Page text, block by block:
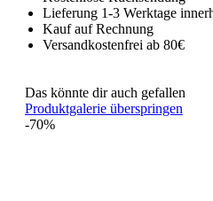
Lieferung 1-3 Werktage
Kauf auf Rechnung
Versandkostenfrei ab 80€
Das könnte dir auch gefallen
Produktgalerie überspringen
-70%